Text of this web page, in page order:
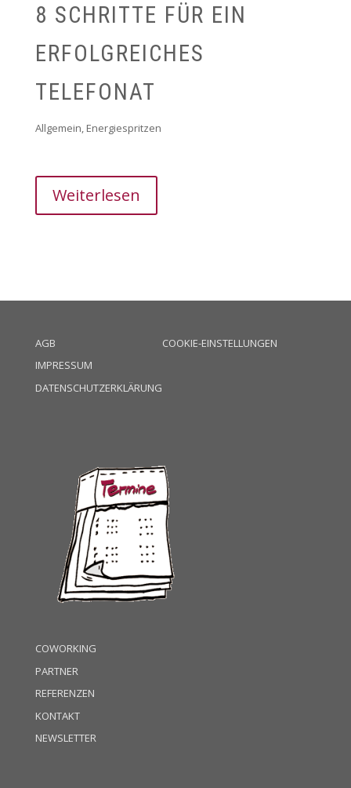
8 SCHRITTE FÜR EIN
ERFOLGREICHES
TELEFONAT
Allgemein, Energiespritzen
Weiterlesen
AGB
IMPRESSUM
DATENSCHUTZERKLÄRUNG
COOKIE-EINSTELLUNGEN
COWORKING
PARTNER
REFERENZEN
KONTAKT
NEWSLETTER